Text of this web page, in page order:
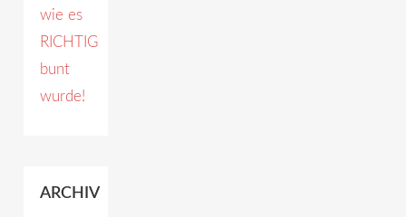
wie es
RICHTIG
bunt
wurde!
ARCHIV